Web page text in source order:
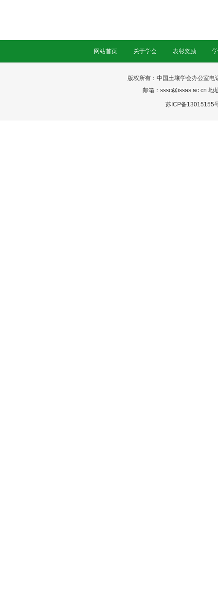
网站首页 关于学会 表彰奖励
版权所有：中国土壤学会办公室
邮箱：sssc@issas.ac.cn 地
苏ICP备13015155